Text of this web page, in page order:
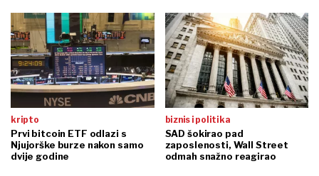
kripto
Prvi bitcoin ETF odlazi s
Njujorške burze nakon samo
dvije godine
biznis i politika
SAD šokirao pad
zaposlenosti, Wall Street
odmah snažno reagirao